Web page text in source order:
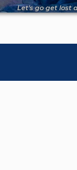
Let's go get lost